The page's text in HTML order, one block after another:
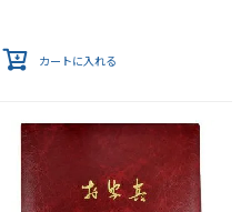
カートに入れる